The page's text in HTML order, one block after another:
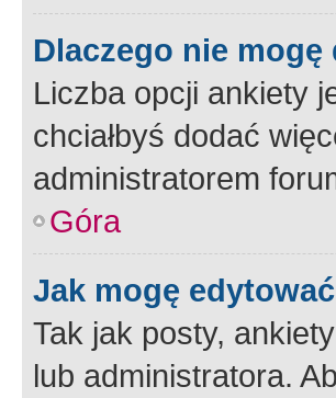
Dlaczego nie
Liczba opcji ankiety
chciałbyś dodać
administratorem
Góra
Jak mogę
Tak jak posty,
lub administratora.